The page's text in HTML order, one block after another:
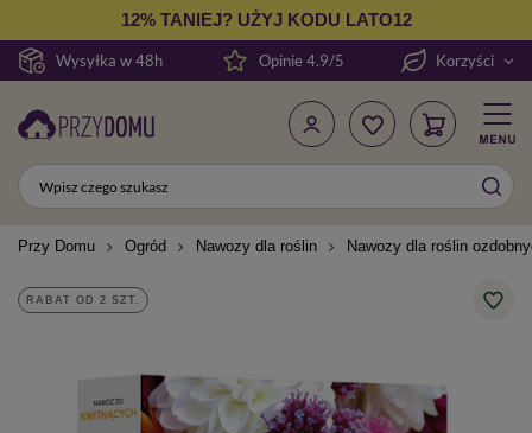
Wysyłka w 48h
12% TANIEJ? UŻYJ KODU LATO12
Opinie 4.9/5 Korzyści
Przy Domu Ogród Nawozy dla roślin Nawozy dla roślin
RABAT OD 2 SZT.